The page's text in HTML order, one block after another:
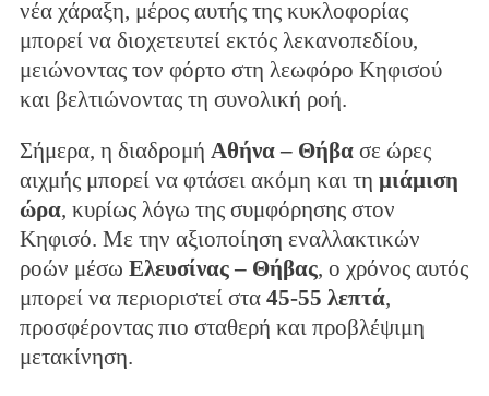
νέα χάραξη, μέρος αυτής της κυκλοφορίας
μπορεί να διοχετευτεί εκτός λεκανοπεδίου,
μειώνοντας τον φόρτο στη λεωφόρο Κηφισού
και βελτιώνοντας τη συνολική ροή.
Σήμερα, η διαδρομή Αθήνα – Θήβασε ώρες
αιχμής μπορεί να φτάσει ακόμη και τη μιάμιση
ώρα, κυρίως λόγω της συμφόρησης στον
Κηφισό. Με την αξιοποίηση εναλλακτικών
ροών μέσω Ελευσίνας – Θήβας, ο χρόνος αυτός
μπορεί να περιοριστεί στα 45-55 λεπτά,
προσφέροντας πιο σταθερή και προβλέψιμη
μετακίνηση.